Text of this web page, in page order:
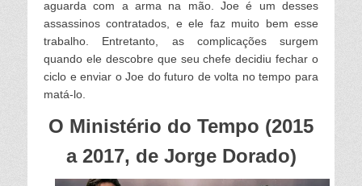
aguarda com a arma na mão. Joe é um desses
assassinos contratados, e ele faz muito bem esse
trabalho. Entretanto, as complicações surgem
quando ele descobre que seu chefe decidiu fechar o
ciclo e enviar o Joe do futuro de volta no tempo para
matá-lo.
O Ministério do Tempo (2015
a 2017, de Jorge Dorado)